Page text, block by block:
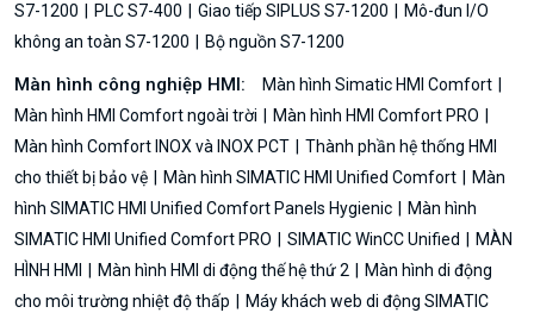
S7-1200
PLC S7-400 Giao tiếp SIPLUS S7-1200
Mô-đun I/O
không an toàn S7-1200
Bộ nguồn S7-1200
Màn hình công nghiệp HMI:
Màn hình Simatic HMI Comfort
Màn hình HMI Comfort ngoài trời
Màn hình HMI Comfort PRO
Màn hình Comfort INOX và INOX PCT
Thành phần hệ thống HMI
cho thiết bị bảo vệ
Màn hình SIMATIC HMI Unified Comfort
Màn
hình SIMATIC HMI Unified Comfort Panels Hygienic
Màn hình
SIMATIC HMI Unified Comfort PRO
SIMATIC WinCC Unified
MÀN
HÌNH HMI
Màn hình HMI di động thế hệ thứ 2
Màn hình di động
cho môi trường nhiệt độ thấp
Máy khách web di động SIMATIC